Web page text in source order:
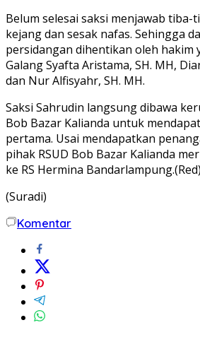
Belum selesai saksi menjawab tiba-
kejang dan sesak nafas. Sehingga
persidangan dihentikan oleh hakim
Galang Syafta Aristama, SH. MH,
dan Nur Alfisyahr, SH. MH.
Saksi Sahrudin langsung dibawa
Bob Bazar Kalianda untuk
pertama. Usai mendapatkan
pihak RSUD Bob Bazar Kalianda
ke RS Hermina Bandarlampung.(Red)
(Suradi)
Komentar